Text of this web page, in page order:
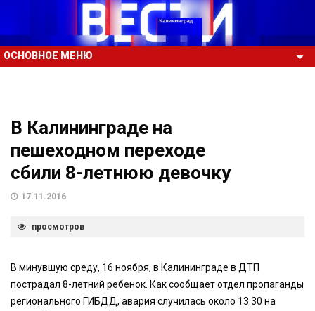
ОСНОВНОЕ МЕНЮ
В Калининграде на
пешеходном переходе
сбили 8-летнюю девочку
17.11.2016
просмотров
В минувшую среду, 16 ноября, в Калининграде в ДТП
пострадал 8-летний ребенок. Как сообщает отдел пропаганды
регионального ГИБДД, авария случилась около 13:30 на